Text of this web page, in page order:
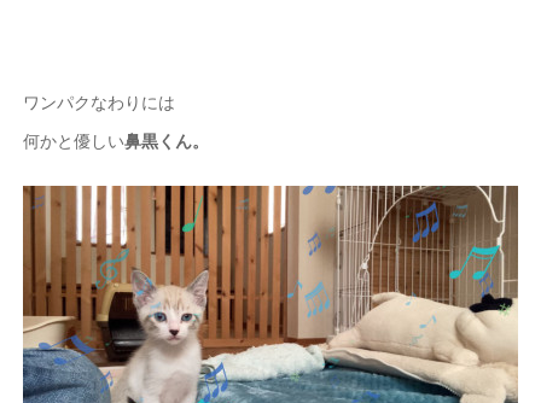
ワンパクなわりには
何かと優しい鼻黒くん。